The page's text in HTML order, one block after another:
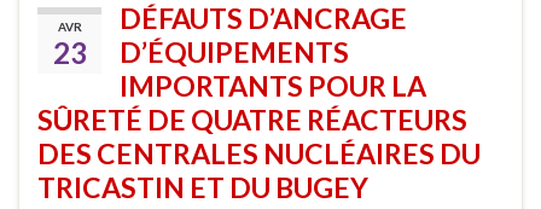
AVR
23
DÉFAUTS D’ANCRAGE
D’ÉQUIPEMENTS
IMPORTANTS POUR LA
SÛRETÉ DE QUATRE RÉACTEURS
DES CENTRALES NUCLÉAIRES DU
TRICASTIN ET DU BUGEY